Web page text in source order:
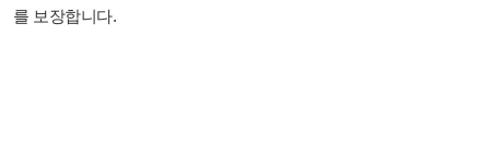
를 보장합니다.